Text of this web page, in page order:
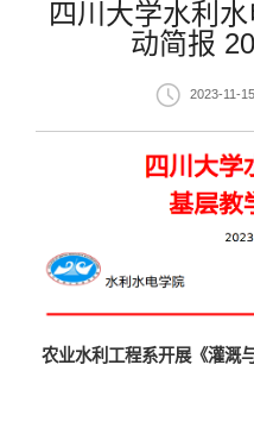
四川大学水利
动简报
2023-11-15
农业水利工程系开展《灌溉